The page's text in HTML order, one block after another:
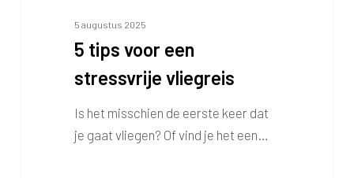
5 augustus 2025
5 tips voor een
stressvrije vliegreis
Is het misschien de eerste keer dat
je gaat vliegen? Of vind je het een…